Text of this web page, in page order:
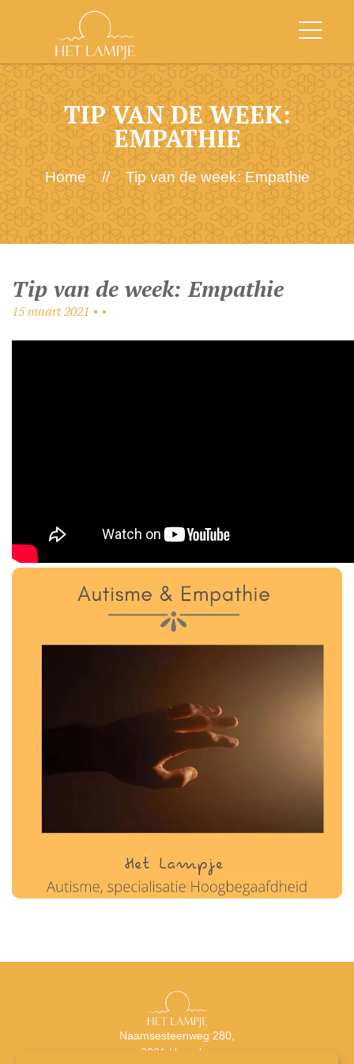
TIP VAN DE WEEK:
EMPATHIE
Home // Tip van de week: Empathie
Tip van de week: Empathie
15 maart 2021 • •
Naamsesteenweg 280,
3001 Heverlee